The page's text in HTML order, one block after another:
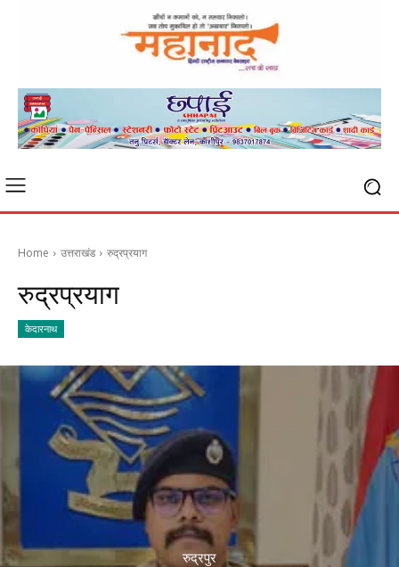
Home उत्तराखंड रुद्रप्रयाग
रुद्रप्रयाग
केदारनाथ
रुद्रपुर